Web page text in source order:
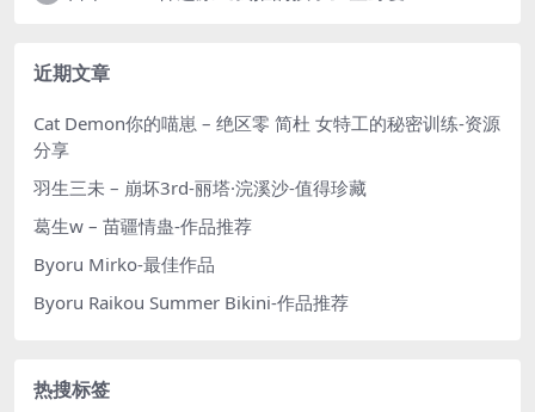
近期文章
Cat Demon你的喵崽 – 绝区零 简杜 女特工的秘密训练-资源
分享
羽生三未 – 崩坏3rd-丽塔·浣溪沙-值得珍藏
葛生w – 苗疆情蛊-作品推荐
Byoru Mirko-最佳作品
Byoru Raikou Summer Bikini-作品推荐
热搜标签